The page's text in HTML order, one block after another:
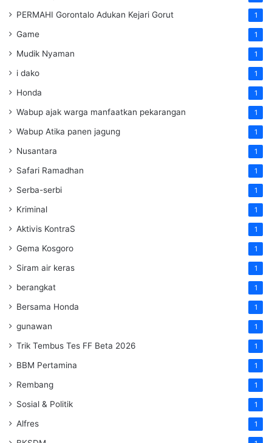
PERMAHI Gorontalo Adukan Kejari Gorut 1
Game 1
Mudik Nyaman 1
i dako 1
Honda 1
Wabup ajak warga manfaatkan pekarangan 1
Wabup Atika panen jagung 1
Nusantara 1
Safari Ramadhan 1
Serba-serbi 1
Kriminal 1
Aktivis KontraS 1
Gema Kosgoro 1
Siram air keras 1
berangkat 1
Bersama Honda 1
gunawan 1
Trik Tembus Tes FF Beta 2026 1
BBM Pertamina 1
Rembang 1
Sosial & Politik 1
Alfres 1